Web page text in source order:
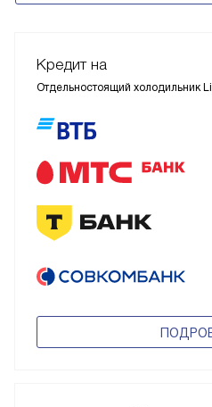
Кредит на
Отдельностоящий холодильник